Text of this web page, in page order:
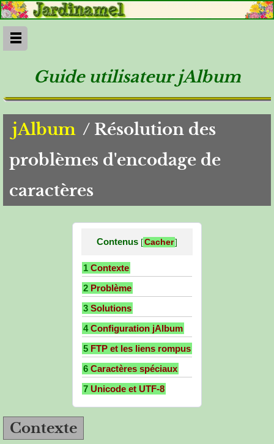
Guide utilisateur jAlbum
jAlbum / Résolution des
problèmes d'encodage de
caractères
Contenus [Cacher]
1 Contexte
2 Problème
3 Solutions
4 Configuration jAlbum
5 FTP et les liens rompus
6 Caractères spéciaux
7 Unicode et UTF-8
Contexte